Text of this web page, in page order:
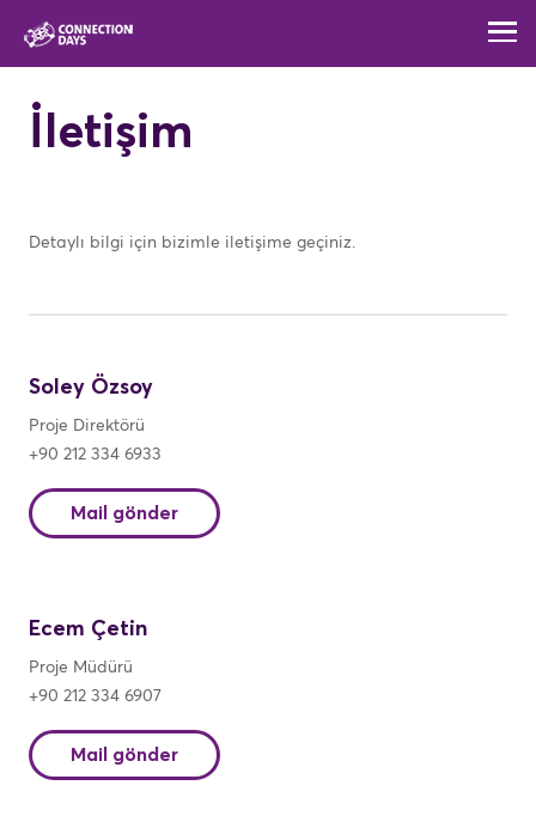
İletişim
Detaylı bilgi için bizimle iletişime geçiniz.
Soley Özsoy
Proje Direktörü
+90 212 334 6933
Mail gönder
Ecem Çetin
Proje Müdürü
+90 212 334 6907
Mail gönder